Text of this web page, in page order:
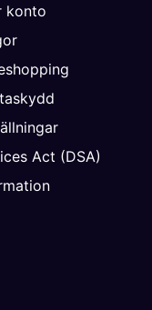
konto
Act (DSA)